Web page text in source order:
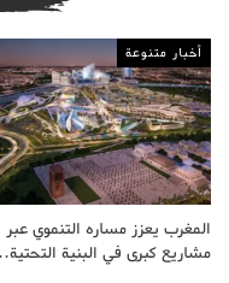
أخبار متنوعة
المغرب يعزز مساره التنموي عبر
مشاريع كبرى في البنية